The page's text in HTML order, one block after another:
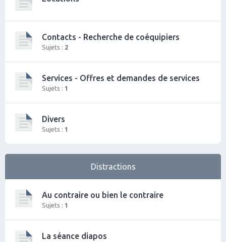
Contacts - Recherche de coéquipiers
Sujets : 2
Services - Offres et demandes de services
Sujets : 1
Divers
Sujets : 1
Distractions
Au contraire ou bien le contraire
Sujets : 1
La séance diapos